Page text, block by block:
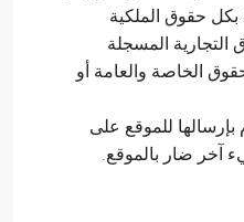
بكل حقوق الملكية
التجارية المسجلة
الخاصة والعامة أو
بإرسالها للموقع على
آخر ضار بالموقع.